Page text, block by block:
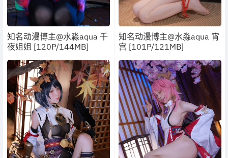
知名动漫博主@水淼aqua 千
夜姐姐 [120P/144MB]
知名动漫博主@水淼aqua 宵
宫 [101P/121MB]